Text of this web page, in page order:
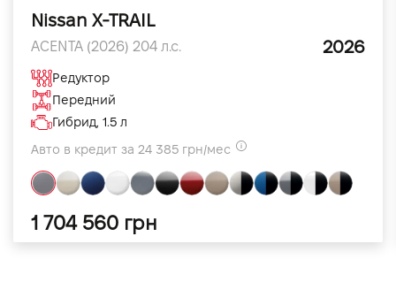
Nissan X-TRAIL
ACENTA (2026) 204 л.с. 2026
Редуктор
Передний
Гибрид, 1.5 л
Авто в кредит за 24 385 грн/мес
1 704 560 грн